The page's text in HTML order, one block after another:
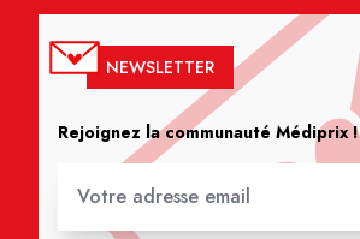
NEWSLETTER
Rejoignez la communauté Médiprix !